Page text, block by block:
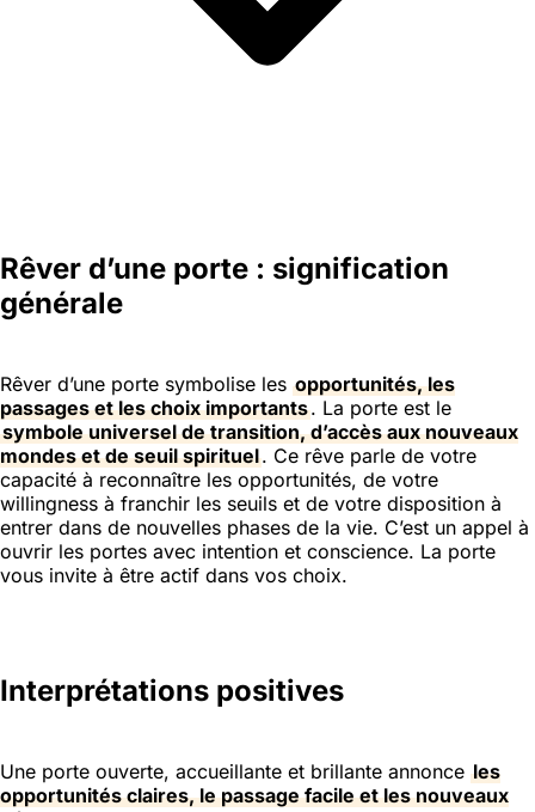
Rêver d’une porte : signification
générale
Rêver d’une porte symbolise les opportunités, les
passages et les choix importants. La porte est le
symbole universel de transition, d’accès aux nouveaux
mondes et de seuil spirituel. Ce rêve parle de votre
capacité à reconnaître les opportunités, de votre
willingness à franchir les seuils et de votre disposition à
entrer dans de nouvelles phases de la vie. C’est un appel à
ouvrir les portes avec intention et conscience. La porte
vous invite à être actif dans vos choix.
Interprétations positives
Une porte ouverte, accueillante et brillante annonce les
opportunités claires, le passage facile et les nouveaux